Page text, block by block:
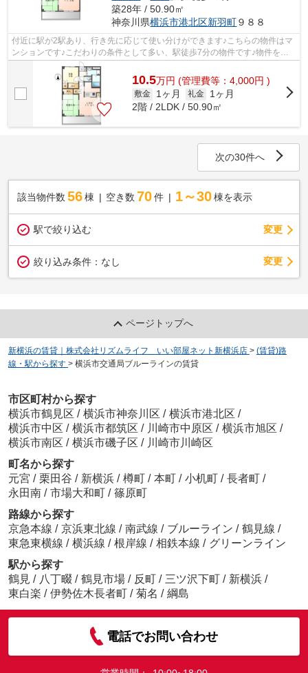
築28年 / 50.90㎡
神奈川県横浜市港北区新羽町９８８
付近に駅が2駅あり、行き先に応じて使い分けができます♪こちらの物件はマ
ンションです♪こだわりの条件として多い、駅徒歩7分の物件です♪物件をお
探しなら、当社が取り扱う物件情報から...
10.5万円 (管理費等：4,000円 )
敷金 1ヶ月 礼金
1ヶ月
2階 / 2LDK / 50.90㎡
次の30件へ
該当物件数 56棟 空き数 70 件 1～30 棟を表示
駅で絞り込む 変更
絞り込み条件： なし 変更
ページトップへ
新横浜の賃貸｜株式会社リズムライフ いい部屋ネット新横浜店 > (賃貸)路
線・駅から探す > 横浜市交通局ブルーラインの賃貸
市区町村から探す
横浜市鶴見区 / 横浜市神奈川区 / 横浜市港北区 /
横浜市中区 / 横浜市都筑区 / 川崎市中原区 / 横浜市旭区 /
横浜市南区 / 横浜市磯子区 / 川崎市川崎区
町名から探す
元宮 / 栗田谷 / 新横浜 / 樽町 / 本町 / 小机町 / 長者町 /
永田南 / 市場大和町 / 篠原町
路線から探す
京急本線 / 京浜東北線 / 南武線 / ブルーライン / 鶴見線 /
東急東横線 / 横浜線 / 根岸線 / 相鉄本線 / グリーンライン
駅から探す
鶴見 / 八丁畷 / 鶴見市場 / 反町 / 三ツ沢下町 / 新横浜 /
東白楽 / 伊勢佐木長者町 / 菊名 / 綱島
電話でお問い合わせ